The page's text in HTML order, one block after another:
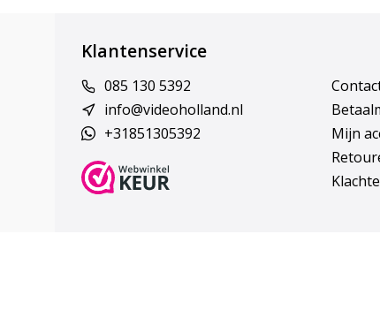
Klantenservice
085 130 5392
info@videoholland.nl
+31851305392
Mijn